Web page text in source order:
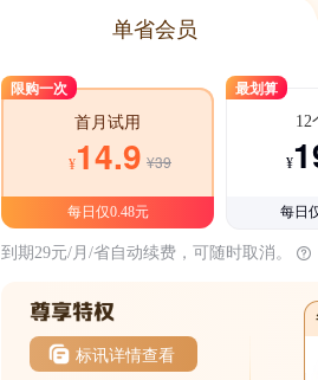
单省会员
限购一次
首月试用
¥14.9 ¥39
每日仅0.48元
最划算
12
¥
每日
到期29元/月/省自动续费，可随时取消。
标讯详情查看